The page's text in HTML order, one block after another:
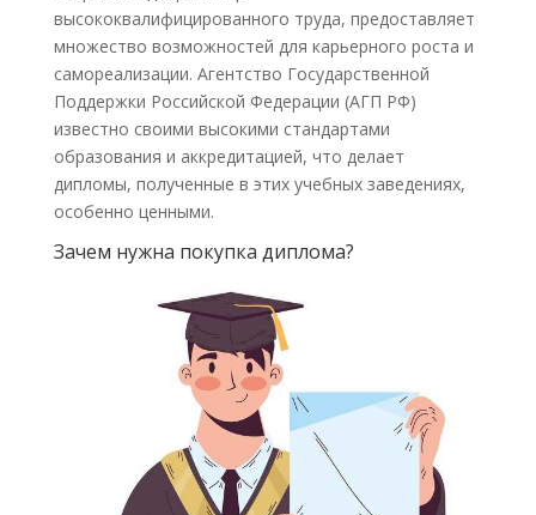
высококвалифицированного труда, предоставляет
множество возможностей для карьерного роста и
самореализации. Агентство Государственной
Поддержки Российской Федерации (АГП РФ)
известно своими высокими стандартами
образования и аккредитацией, что делает
дипломы, полученные в этих учебных заведениях,
особенно ценными.
Зачем нужна покупка диплома?